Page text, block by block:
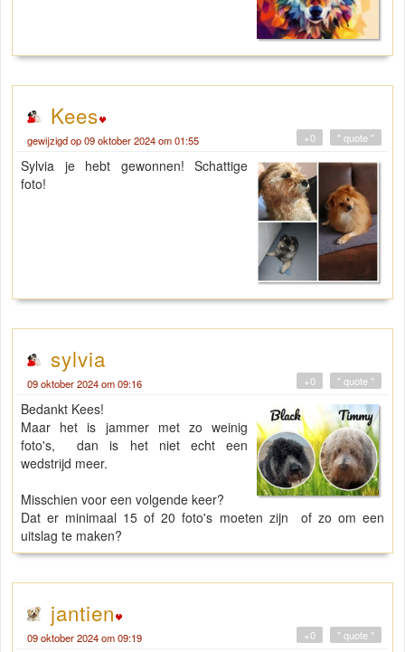
Kees
gewijzigd op 09 oktober 2024 om 01:55 " quote "
+0
Sylvia je hebt gewonnen! Schattige
foto!
sylvia
09 oktober 2024 om 09:16 " quote "
+0
Bedankt Kees!
Maar het is jammer met zo weinig
foto's, dan is het niet echt een
wedstrijd meer.
Misschien voor een volgende keer?
Dat er minimaal 15 of 20 foto's moeten zijn of zo om een
uitslag te maken?
jantien
09 oktober 2024 om 09:19 " quote "
+0